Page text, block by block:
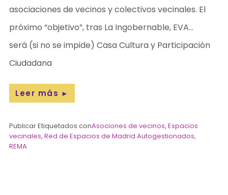
asociaciones de vecinos y colectivos vecinales. El
próximo “objetivo”, tras La Ingobernable, EVA…
será (si no se impide) Casa Cultura y Participación
Ciudadana
Leer más ►
Publicar Etiquetados conAsociones de vecinos,Espacios
vecinales,Red de Espacios de Madrid Autogestionados,
REMA